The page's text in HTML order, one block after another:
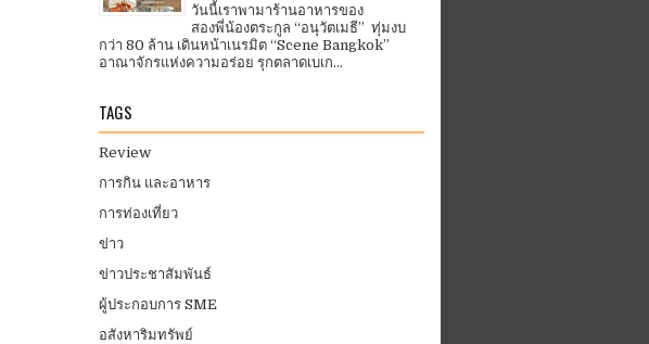
วันนี้เราพามาร้านอาหารของ
สองพี่น้องตระกูล “อนุวัตเมธี” ทุ่มงบ
กว่า 80 ล้าน เดินหน้าเนรมิต “Scene Bangkok”
อาณาจักรแห่งความอร่อย รุกตลาดเบเก...
TAGS
Review
การกิน และอาหาร
การท่องเที่ยว
ข่าว
ข่าวประชาสัมพันธ์
ผู้ประกอบการ SME
อสังหาริมทรัพย์